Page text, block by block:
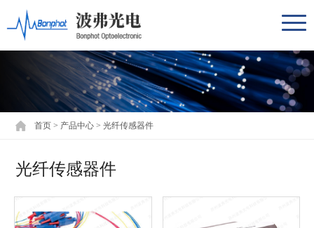
首页 > 产品中心 >光纤传感器件
光纤传感器件